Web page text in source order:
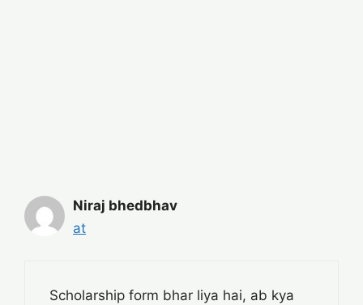
Niraj bhedbhav
at
Scholarship form bhar liya hai, ab kya